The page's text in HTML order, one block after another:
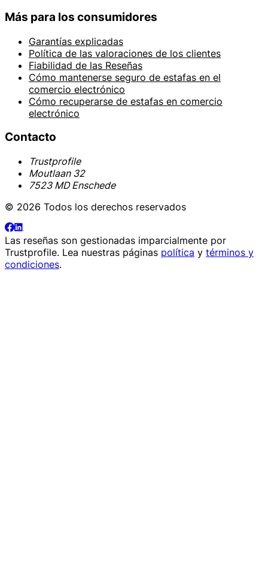
Más para los consumidores
Garantías explicadas
Política de las valoraciones de los clientes
Fiabilidad de las Reseñas
Cómo mantenerse seguro de estafas en el
comercio electrónico
Cómo recuperarse de estafas en comercio
electrónico
Contacto
Trustprofile
Moutlaan 32
7523 MD Enschede
© 2026 Todos los derechos reservados
Las reseñas son gestionadas imparcialmente por
Trustprofile. Lea nuestras páginas política y términos y
condiciones.